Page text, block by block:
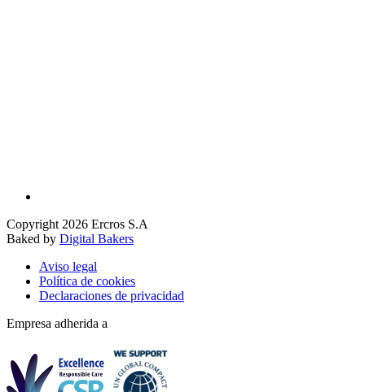
Copyright 2026 Ercros S.A
Baked by Digital Bakers
Aviso legal
Política de cookies
Declaraciones de privacidad
Empresa adherida a